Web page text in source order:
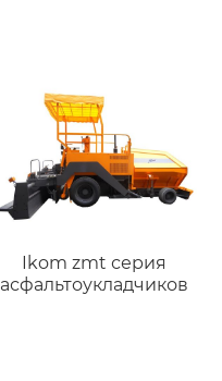
Ikom zmt серия
асфальтоукладчиков